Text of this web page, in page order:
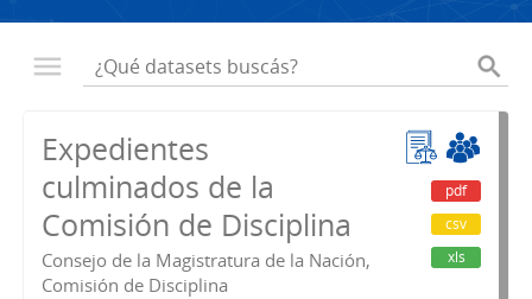
Expedientes
culminados de la
Comisión de Disciplina
Consejo de la Magistratura de la Nación,
Comisión de Disciplina
pdf
csv
xls